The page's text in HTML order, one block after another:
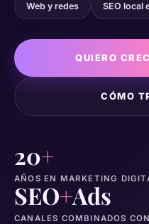
Web y redes SEO local
QUIERO
CÓMO
20+
AÑOS EN MARKETING
SEO+Ads
CANALES COMBINADOS